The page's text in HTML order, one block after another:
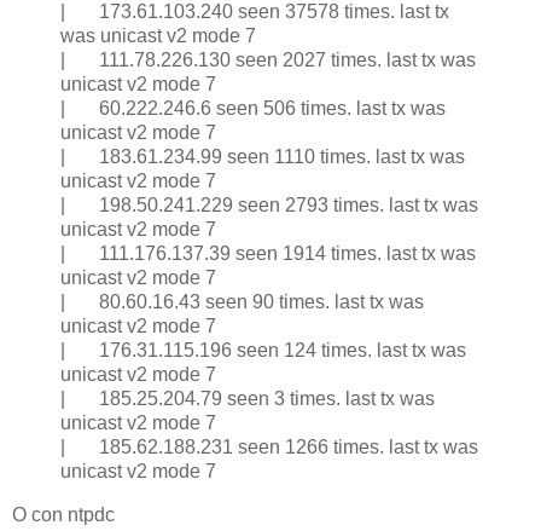
| 173.61.103.240 seen 37578 times. last tx
was unicast v2 mode 7
| 111.78.226.130 seen 2027 times. last tx was
unicast v2 mode 7
| 60.222.246.6 seen 506 times. last tx was
unicast v2 mode 7
| 183.61.234.99 seen 1110 times. last tx was
unicast v2 mode 7
| 198.50.241.229 seen 2793 times. last tx was
unicast v2 mode 7
| 111.176.137.39 seen 1914 times. last tx was
unicast v2 mode 7
| 80.60.16.43 seen 90 times. last tx was
unicast v2 mode 7
| 176.31.115.196 seen 124 times. last tx was
unicast v2 mode 7
| 185.25.204.79 seen 3 times. last tx was
unicast v2 mode 7
| 185.62.188.231 seen 1266 times. last tx was
unicast v2 mode 7
O con ntpdc